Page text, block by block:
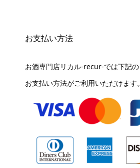
お支払い方法
お酒専門店リカル-recur-では下記の
お支払い方法がご利用いただけます。